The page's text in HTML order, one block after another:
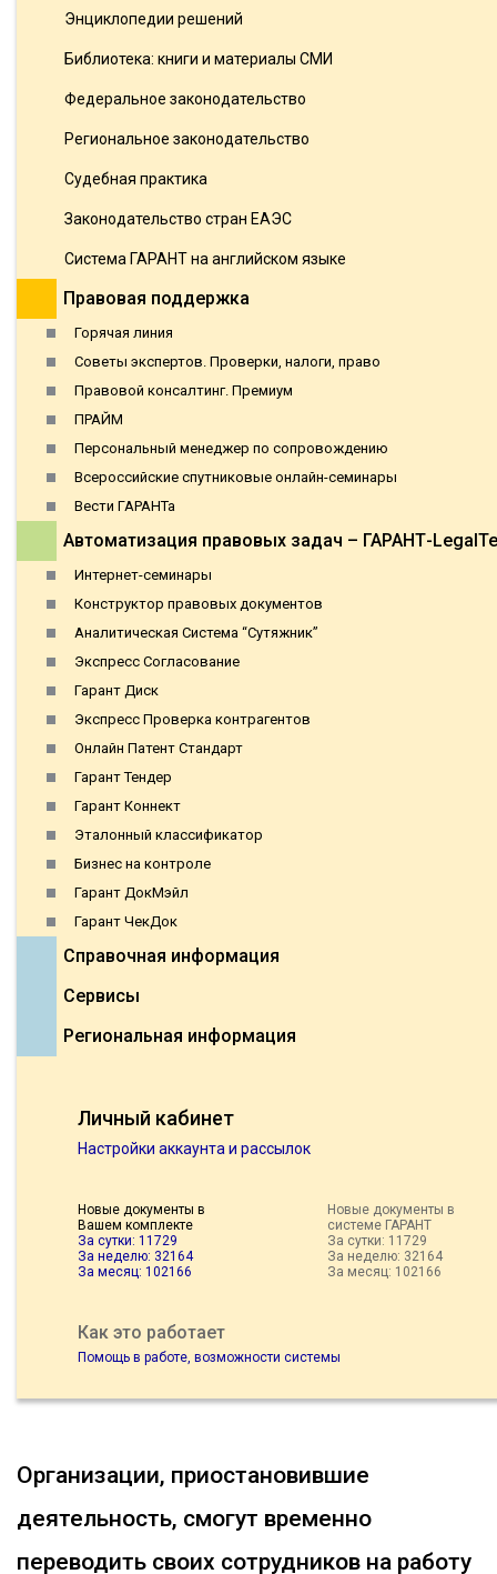
Энциклопедии решений
Библиотека: книги и материалы СМИ
Федеральное законодательство
Региональное законодательство
Судебная практика
Законодательство стран ЕАЭС
Система ГАРАНТ на английском языке
Правовая поддержка
Горячая линия
Советы экспертов. Проверки, налоги, право
Правовой консалтинг. Премиум
ПРАЙМ
Персональный менеджер по сопровождению
Всероссийские спутниковые онлайн-семинары
Вести ГАРАНТа
Автоматизация правовых задач – ГАРАНТ-
Интернет-семинары
Конструктор правовых документов
Аналитическая Система “Сутяжник”
Экспресс Согласование
Гарант Диск
Экспресс Проверка контрагентов
Онлайн Патент Стандарт
Гарант Тендер
Гарант Коннект
Эталонный классификатор
Бизнес на контроле
Гарант ДокМэйл
Гарант ЧекДок
Справочная информация
Сервисы
Региональная информация
Личный кабинет
Настройки аккаунта и рассылок
Новые документы в
Вашем комплекте
За сутки: 11729
За неделю: 32164
За месяц: 102166
Новые документы в
системе ГАРАНТ
За сутки: 11729
За неделю: 32164
За месяц: 102166
Как это работает
Помощь в работе, возможности системы
Организации, приостановившие
деятельность, смогут временно
переводить своих сотрудников на работу